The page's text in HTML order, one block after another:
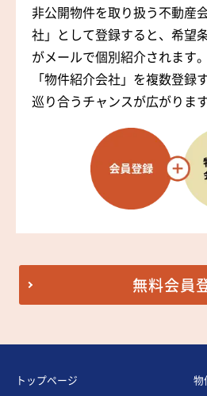
非公開物件を取り扱う不動産
社」として登録すると、希望
がメールで個別紹介されます。
「物件紹介会社」を複数登録
巡り合うチャンスが広がります
無料会員
トップページ
物